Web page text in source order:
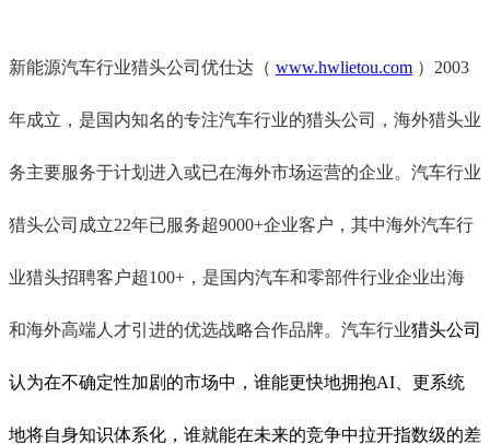
新能源汽车行业猎头公司优仕达（ www.hwlietou.com ）2003
年成立，是国内知名的专注汽车行业的猎头公司，海外猎头业
务主要服务于计划进入或已在海外市场运营的企业。汽车行业
猎头公司成立22年已服务超9000+企业客户，其中海外汽车行
业猎头招聘客户超100+，是国内汽车和零部件行业企业出海
和海外高端人才引进的优选战略合作品牌。汽车行业猎头公司
认为在不确定性加剧的市场中，谁能更快地拥抱AI、更系统
地将自身知识体系化，谁就能在未来的竞争中拉开指数级的差